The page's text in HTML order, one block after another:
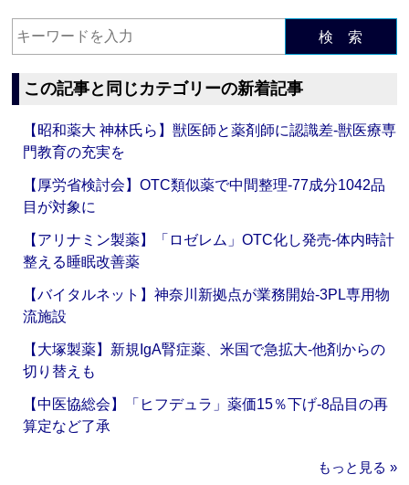
検 索
この記事と同じカテゴリーの新着記事
【昭和薬大 神林氏ら】獣医師と薬剤師に認識差‐獣医療専
門教育の充実を
【厚労省検討会】OTC類似薬で中間整理‐77成分1042品
目が対象に
【アリナミン製薬】「ロゼレム」OTC化し発売‐体内時計
整える睡眠改善薬
【バイタルネット】神奈川新拠点が業務開始‐3PL専用物
流施設
【大塚製薬】新規IgA腎症薬、米国で急拡大‐他剤からの
切り替えも
【中医協総会】「ヒフデュラ」薬価15％下げ‐8品目の再
算定など了承
もっと見る »